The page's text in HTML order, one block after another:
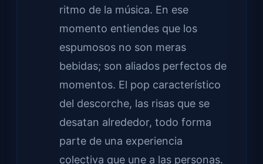
ritmo de la música. En ese
momento entiendes que los
espumosos no son meras
bebidas; son aliados perfectos de
momentos. El pop característico
del descorche, las risas que se
desatan alrededor, todo forma
parte de una experiencia
colectiva que une a las personas.